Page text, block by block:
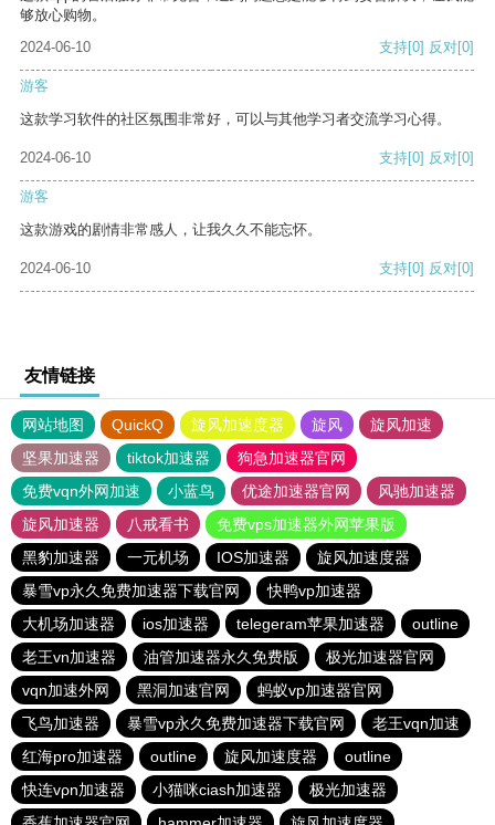
够放心购物。
2024-06-10
支持[0] 反对[0]
游客
这款学习软件的社区氛围非常好，可以与其他学习者交流学习心得。
2024-06-10 支持[0] 反对[0]
游客
这款游戏的剧情非常感人，让我久久不能忘怀。
2024-06-10 支持[0] 反对[0]
友情链接
网站地图 QuickQ 旋风加速度器 旋风
旋风加速
坚果加速器
tiktok加速器
狗急加速器官网
免费vqn外网加速
小蓝鸟 优途加速器官网
风驰加速器
旋风加速器
八戒看书
免费vps加速器外网苹果版
黑豹加速器
一元机场 IOS加速器
旋风加速度器
暴雪vp永久免费加速器下载官网
快鸭vp加速器
大机场加速器
ios加速器 telegeram苹果加速器
outline
老王vn加速器
油管加速器永久免费版
极光加速器官网
vqn加速外网
黑洞加速官网
蚂蚁vp加速器官网
飞鸟加速器
暴雪vp永久免费加速器下载官网
老王vqn加速
红海pro加速器
outline 旋风加速度器
outline
快连vρn加速器
小猫咪ciash加速器
极光加速器